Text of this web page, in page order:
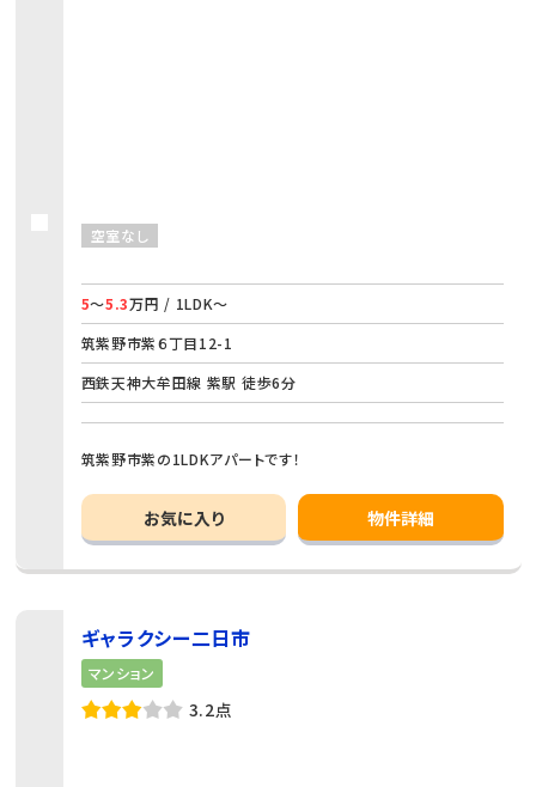
空室なし
5～5.3万円 / 1LDK～
筑紫野市紫６丁目12-1
西鉄天神大牟田線 紫駅 徒歩6分
筑紫野市紫の1LDKアパートです！
お気に入り 物件詳細
ギャラクシー二日市
マンション
3.2点